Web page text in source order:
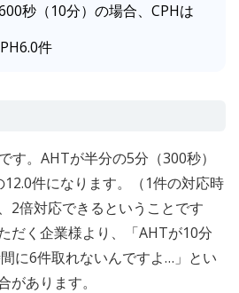
秒（10分）の場合、CPHは
件
す。AHTが半分の5分（300秒）
件になります。（1件の対応時
2倍対応できるということです
だく企業様より、「AHTが10分
に6件取れないんですよ…」とい
があります。